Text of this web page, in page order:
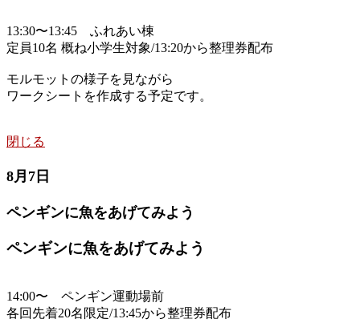
13:30〜13:45 ふれあい棟
定員10名 概ね小学生対象/13:20から整理券配布
モルモットの様子を見ながら
ワークシートを作成する予定です。
閉じる
8月7日
ペンギンに魚をあげてみよう
ペンギンに魚をあげてみよう
14:00〜 ペンギン運動場前
各回先着20名限定/13:45から整理券配布